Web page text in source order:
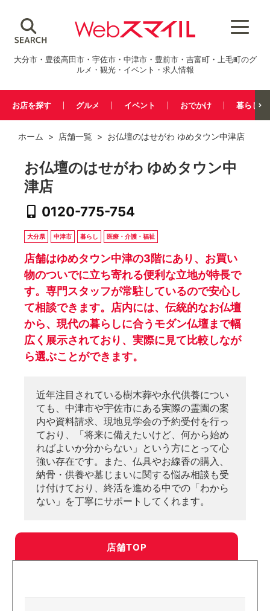
大分市・豊後高田市・宇佐市・中津市・豊前市・吉富町・上毛町のグ
ルメ・観光・イベント・求人情報
お店を探す グルメ イベント おでかけ 暮らし
ホーム > 店舗一覧 > お仏壇のはせがわ ゆめタウン中津店
お仏壇のはせがわ ゆめタウン中
津店
0120-775-754
大分県 中津市 暮らし 医療・介護・福祉
店舗はゆめタウン中津の3階にあり、お買い
物のついでに立ち寄れる便利な立地が特長で
す。専門スタッフが常駐しているので安心し
て相談できます。店内には、伝統的なお仏壇
から、現代の暮らしに合うモダン仏壇まで幅
広く展示されており、実際に見て比較しなが
ら選ぶことができます。
近年注目されている樹木葬や永代供養につい
ても、中津市や宇佐市にある実際の霊園の案
内や資料請求、現地見学会の予約受付を行っ
ており、「将来に備えたいけど、何から始め
ればよいか分からない」という方にとって心
強い存在です。また、仏具やお線香の購入、
納骨・供養や墓じまいに関する悩み相談も受
け付けており、終活を進める中での「わから
ない」を丁寧にサポートしてくれます。
店舗TOP